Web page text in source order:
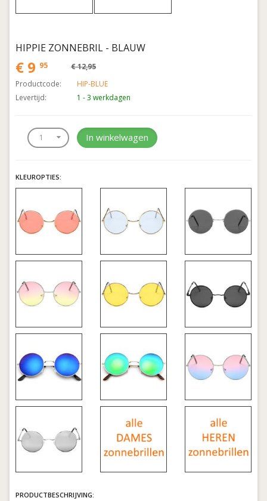
HIPPIE ZONNEBRIL - BLAUW
€ 9 95
€ 12,95
Productcode:
HIP-BLUE
Levertijd:
1 - 3 werkdagen
In winkelwagen
KLEUROPTIES:
PRODUCTBESCHRIJVING: